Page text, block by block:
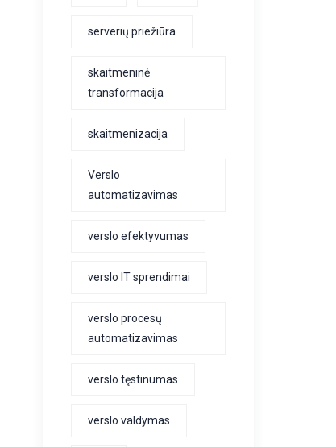
serverių priežiūra
skaitmeninė
transformacija
skaitmenizacija
Verslo
automatizavimas
verslo efektyvumas
verslo IT sprendimai
verslo procesų
automatizavimas
verslo tęstinumas
verslo valdymas